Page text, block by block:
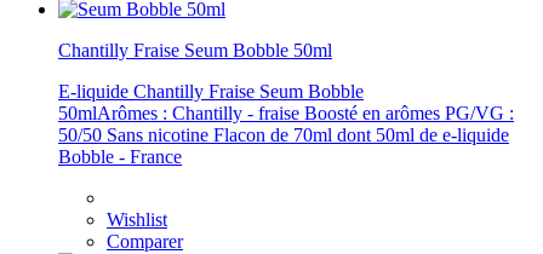
Chantilly Fraise Seum Bobble 50ml
E-liquide Chantilly Fraise Seum Bobble
50mlArômes : Chantilly - fraise Boosté en arômes PG/VG :
50/50 Sans nicotine Flacon de 70ml dont 50ml de e-liquide
Bobble - France
Wishlist
Comparer